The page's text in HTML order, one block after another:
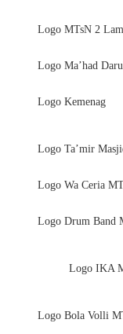
Logo MTsN 2
Logo Ma’had
Logo Kemenag
Logo Ta’mir
Logo Wa Ceria
Logo Drum Band
Logo IKA
Logo Bola Volli